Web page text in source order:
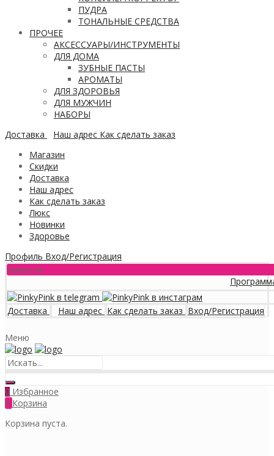
ПУДРА
ТОНАЛЬНЫЕ СРЕДСТВА
ПРОЧЕЕ
АКСЕССУАРЫ/ИНСТРУМЕНТЫ
ДЛЯ ДОМА
ЗУБНЫЕ ПАСТЫ
АРОМАТЫ
ДЛЯ ЗДОРОВЬЯ
ДЛЯ МУЖЧИН
НАБОРЫ
Доставка
Наш адрес Как сделать заказ
Магазин
Скидки
Доставка
Наш адрес
Как сделать заказ
Люкс
Новинки
Здоровье
Профиль Вход/Регистрация
Новости
Программа
Доставка Наш адрес Как сделать заказ Вход/Регистрация
Меню
0 Избранное
0 Корзина
Корзина пуста.